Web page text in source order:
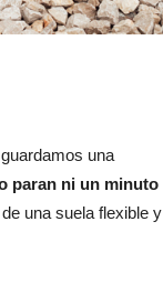
una
paran ni un minuto
una suela flexible y